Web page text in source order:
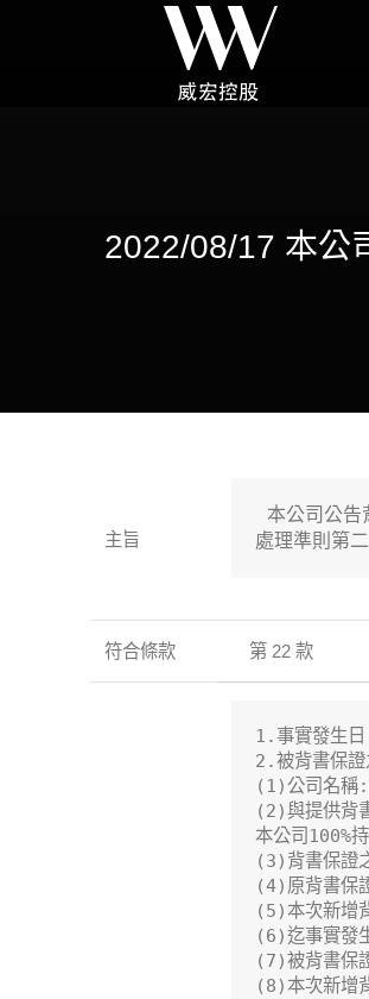
2022/08/17 本公
主旨
本公司公告
處理準則第
符合條款 第 22 款
1.事實發生
2.被背書保
(1)公司名
(2)與提供背
本公司100%
(3)背書保
(4)原背書保
(5)本次新增
(6)迄事實發
(7)被背書保
(8)本次新增